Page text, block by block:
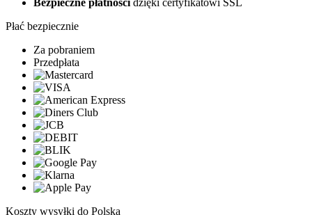
Bezpieczne płatnościdzięki certyfikatowi SSL
Płać bezpiecznie
Za pobraniem
Przedpłata
Koszty wysyłki do Polska